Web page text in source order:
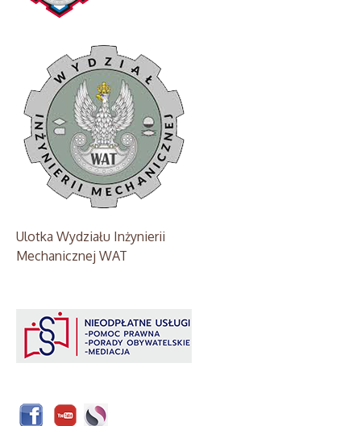
Ulotka Wydziału Inżynierii
Mechanicznej WAT